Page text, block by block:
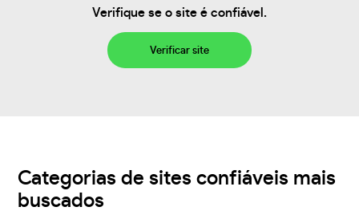
Verifique se o site é confiável.
Verificar site
Categorias de sites confiáveis mais
buscados